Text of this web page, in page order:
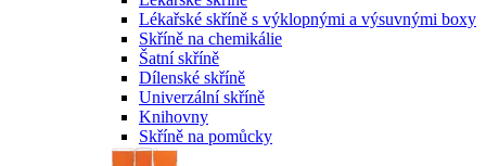
Lékařské skříně s výklopnými a výsuvnými boxy
Skříně na chemikálie
Šatní skříně
Dílenské skříně
Univerzální skříně
Knihovny
Skříně na pomůcky